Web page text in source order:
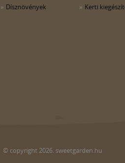
Dísznövények
Kerti
© copyright 2026. sweetgarden.hu